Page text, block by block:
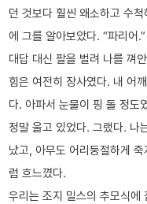
던 것보다 훨씬 왜소하고 수
에 그를 알아보았다. “파리어
대답 대신 팔을 벌려 나를 껴
힘은 여전히 장사였다. 내 어
다. 아파서 눈물이 핑 돌 정도
정말 울고 있었다. 그랬다. 나
났고, 아무도 어리둥절하게
럼 흐느꼈다.
우리는 조지 밀스의 추모식에